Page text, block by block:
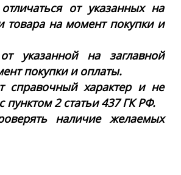
от указанных на
товара на момент покупки и
указанной на заглавной
покупки и оплаты.
справочный характер и не
пунктом 2 статьи 437 ГК РФ.
наличие желаемых